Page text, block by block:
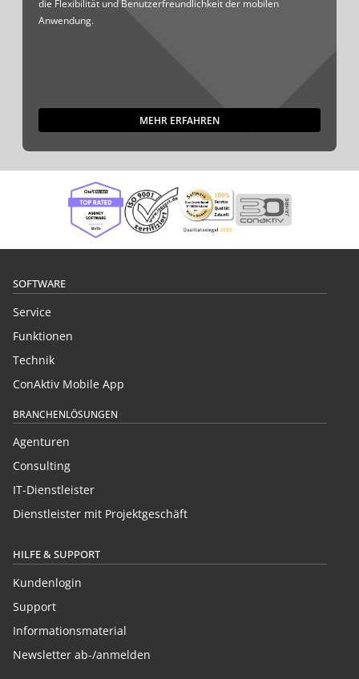
die Flexibilität und Benutzerfreundlichkeit der mobilen
Anwendung.
MEHR ERFAHREN
SOFTWARE
Service
Funktionen
Technik
ConAktiv Mobile App
BRANCHENLÖSUNGEN
Agenturen
Consulting
IT-Dienstleister
Dienstleister mit Projektgeschäft
HILFE & SUPPORT
Kundenlogin
Support
Informationsmaterial
Newsletter ab-/anmelden